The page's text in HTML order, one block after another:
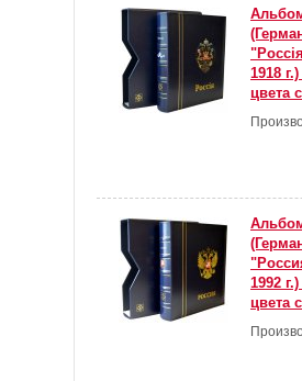
1918
цвета
1992
цвета